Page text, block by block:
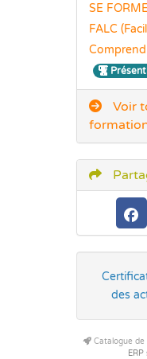
SE
FALC
Voir
des
Catalogue de